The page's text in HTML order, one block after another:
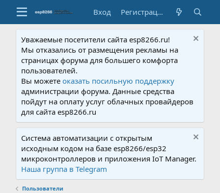
Вход Регистрация
Уважаемые посетители сайта esp8266.ru!
Мы отказались от размещения рекламы на
страницах форума для большего комфорта
пользователей.
Вы можетеоказать посильную поддержку
администрации форума. Данные средства
пойдут на оплату услуг облачных провайдеров
для сайта esp8266.ru
Система автоматизации с открытым
исходным кодом на базе esp8266/esp32
микроконтроллеров и приложения IoT Manager.
Наша группа в Telegram
Пользователи